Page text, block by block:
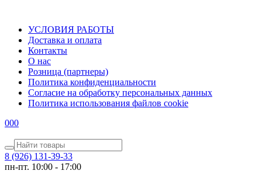
УСЛОВИЯ РАБОТЫ
Доставка и оплата
Контакты
О наc
Розница (партнеры)
Политика конфиденциальности
Согласие на обработку персональных данных
Политика использования файлов сookie
000
8 (926) 131-39-33
пн-пт. 10:00 - 17:00